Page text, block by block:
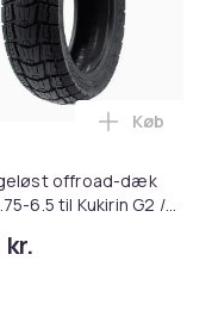
og
- 2 stk.
offroad-dæk
6.5 til Kukirin G2 /
R6 / Ausom DT2 Pro /
kr.
Læg
Køb